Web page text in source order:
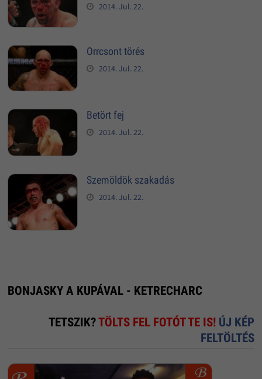
2014. Jul. 22.
Orrcsont törés
2014. Jul. 22.
Betört fej
2014. Jul. 22.
Szemöldök szakadás
2014. Jul. 22.
BONJASKY A KUPÁVAL - KETRECHARC
TETSZIK?TÖLTS FEL FOTÓT TE IS! ÚJ KÉP
FELTÖLTÉS